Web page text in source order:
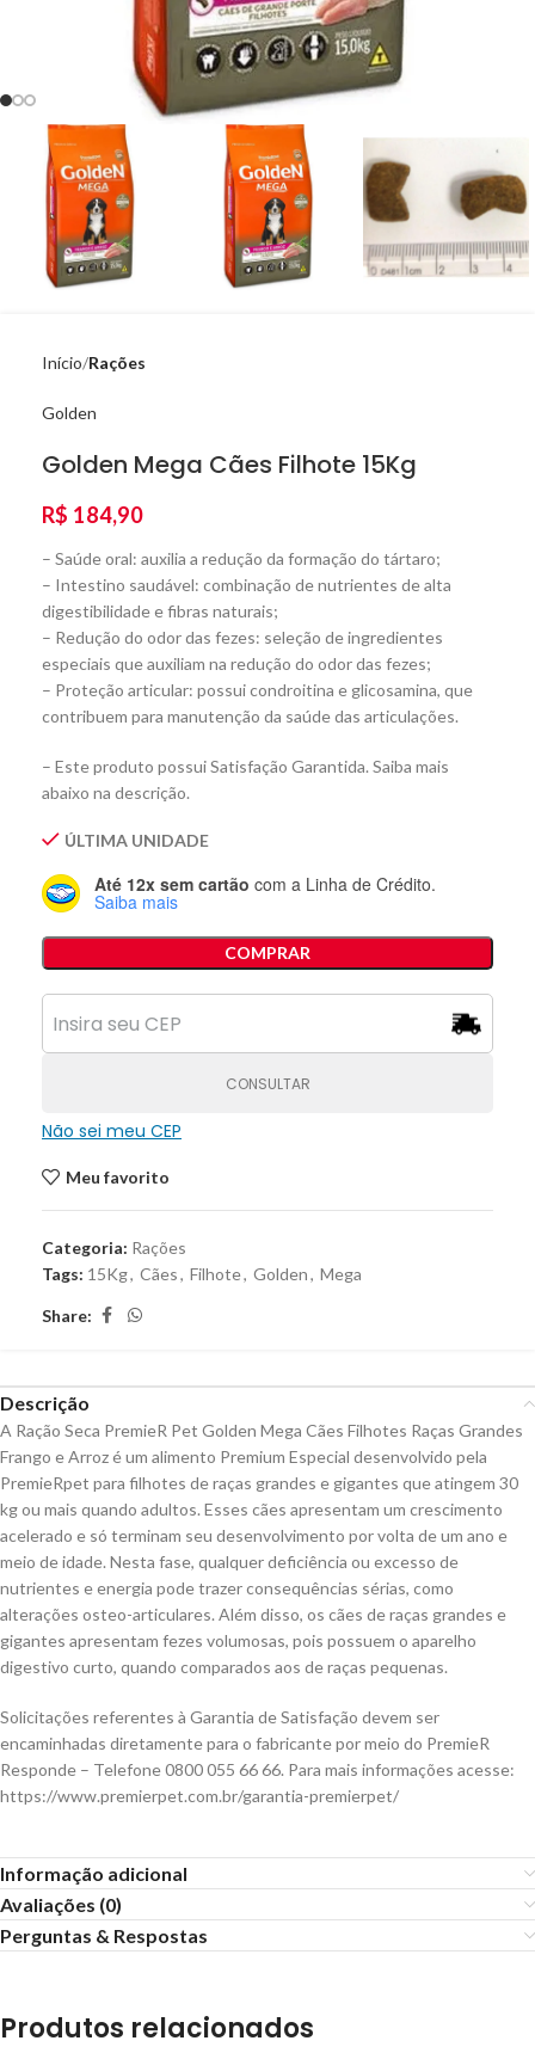
Início Rações
Golden
Golden Mega Cães Filhote 15Kg
R$ 184,90
– Saúde oral: auxilia a redução da formação do tártaro;
– Intestino saudável: combinação de nutrientes de alta
digestibilidade e fibras naturais;
– Redução do odor das fezes: seleção de ingredientes
especiais que auxiliam na redução do odor das fezes;
– Proteção articular: possui condroitina e glicosamina, que
contribuem para manutenção da saúde das articulações.
– Este produto possui Satisfação Garantida. Saiba mais
abaixo na descrição.
ÚLTIMA UNIDADE
Até 12x sem cartão com a Linha de Crédito.
Saiba mais
COMPRAR
CONSULTAR
Não sei meu CEP
Meu favorito
Categoria: Rações
Tags: 15Kg, Cães, Filhote, Golden, Mega
Share:
Descrição
A Ração Seca PremieR Pet Golden Mega Cães Filhotes Raças Grandes
Frango e Arroz é um alimento Premium Especial desenvolvido pela
PremieRpet para filhotes de raças grandes e gigantes que atingem 30
kg ou mais quando adultos. Esses cães apresentam um crescimento
acelerado e só terminam seu desenvolvimento por volta de um ano e
meio de idade. Nesta fase, qualquer deficiência ou excesso de
nutrientes e energia pode trazer consequências sérias, como
alterações osteo-articulares. Além disso, os cães de raças grandes e
gigantes apresentam fezes volumosas, pois possuem o aparelho
digestivo curto, quando comparados aos de raças pequenas.
Solicitações referentes à Garantia de Satisfação devem ser
encaminhadas diretamente para o fabricante por meio do PremieR
Responde – Telefone 0800 055 66 66. Para mais informações acesse:
https://www.premierpet.com.br/garantia-premierpet/
Informação adicional
Avaliações (0)
Perguntas & Respostas
Produtos relacionados